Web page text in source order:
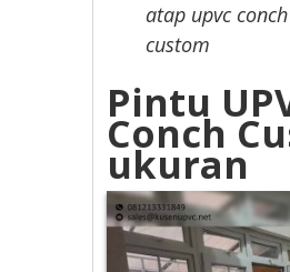
atap upvc conch
custom
Pintu
Conch
ukuran